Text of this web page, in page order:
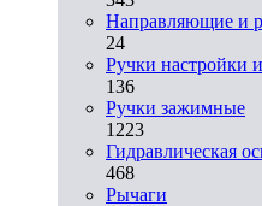
Направляющие и
24
Ручки настройки
136
Ручки зажимные
1223
Гидравлическая
468
Рычаги